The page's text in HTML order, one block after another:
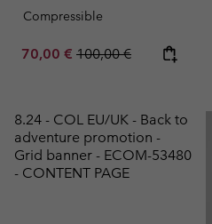
Compressible
Sale price:
70,00 € Regular price:
100,00 €
8.24 - COL EU/UK - Back to
adventure promotion -
Grid banner - ECOM-53480
- CONTENT PAGE